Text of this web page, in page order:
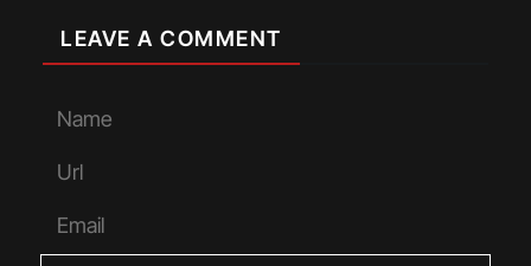
LEAVE A COMMENT